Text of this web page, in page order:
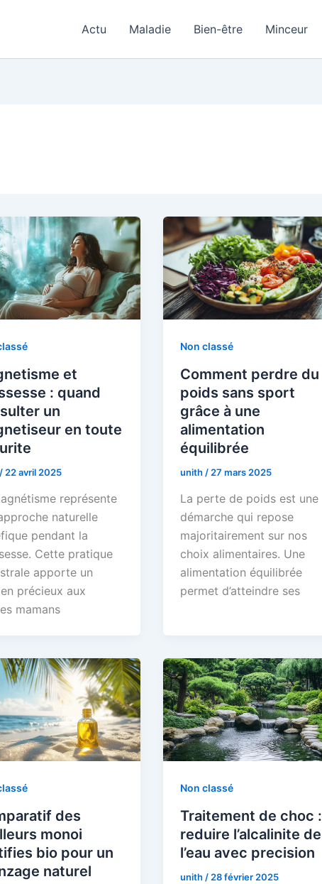
Actu Maladie Bien-être Minceur
et
: quand
un
en toute
/ 22 avril 2025
représente
naturelle
pendant la
Cette pratique
apporte un
précieux aux
mamans
Non classé
Comment perdre du
poids sans sport
grâce à une
alimentation
équilibrée
unith / 27 mars 2025
La perte de poids est une
démarche qui repose
majoritairement sur nos
choix alimentaires. Une
alimentation équilibrée
permet d’atteindre ses
des
monoi
bio pour un
naturel
Non classé
Traitement de choc :
reduire l’alcalinite de
l’eau avec precision
unith / 28 février 2025